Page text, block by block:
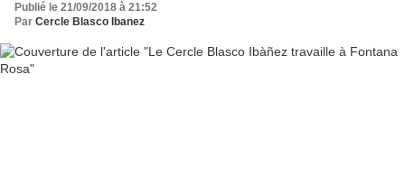
Publié le 21/09/2018 à 21:52
Par Cercle Blasco Ibanez